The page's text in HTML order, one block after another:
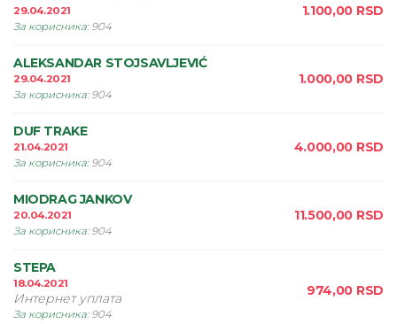
29.04.2021
За корисника: 904
1.100,00 RSD
ALEKSANDAR STOJSAVLJEVIĆ
29.04.2021
За корисника: 904
1.000,00 RSD
DUF TRAKE
21.04.2021
За корисника: 904
4.000,00 RSD
MIODRAG JANKOV
20.04.2021
За корисника: 904
11.500,00 RSD
STEPA
18.04.2021
Интернет уплата
За корисника: 904
974,00 RSD